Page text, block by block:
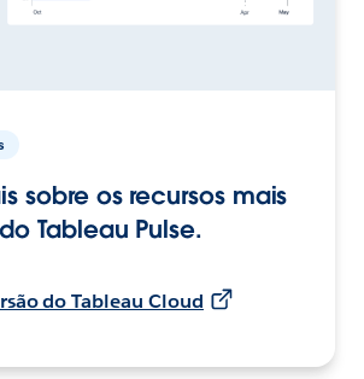
sobre os recursos mais
Tableau Pulse.
do Tableau Cloud